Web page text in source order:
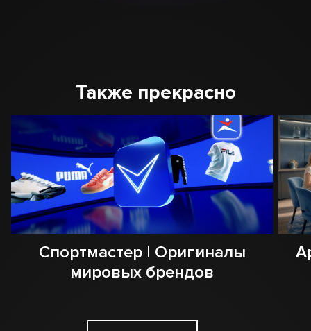
Также прекрасно
Спортмастер | Оригиналы
мировых брендов